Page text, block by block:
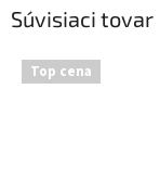
Súvisiaci tovar
Top cena